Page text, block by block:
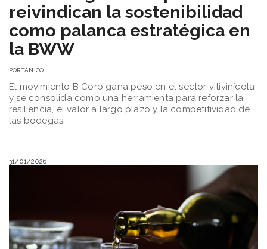
reivindican la sostenibilidad
como palanca estratégica en
la BWW
PORTÁNICO
El movimiento B Corp gana peso en el sector vitivinícola
y se consolida como una herramienta para reforzar la
resiliencia, el valor a largo plazo y la competitividad de
las bodegas.
31/01/2026